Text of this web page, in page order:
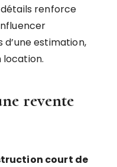
renforce
estimation,
location.
revente
court de